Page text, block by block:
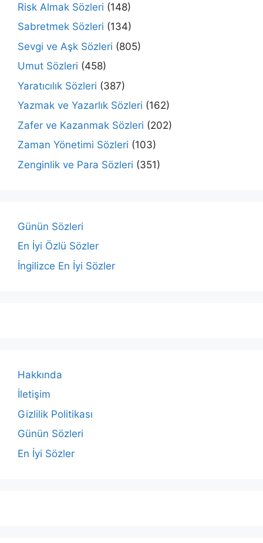
Risk Almak Sözleri (148)
Sabretmek Sözleri (134)
Sevgi ve Aşk Sözleri (805)
Umut Sözleri (458)
Yaratıcılık Sözleri (387)
Yazmak ve Yazarlık Sözleri (162)
Zafer ve Kazanmak Sözleri (202)
Zaman Yönetimi Sözleri (103)
Zenginlik ve Para Sözleri (351)
Günün Sözleri
En İyi Özlü Sözler
İngilizce En İyi Sözler
Hakkında
İletişim
Gizlilik Politikası
Günün Sözleri
En İyi Sözler